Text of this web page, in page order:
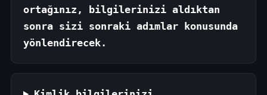
ortağınız, bilgilerinizi aldıktan
sonra sizi sonraki adımlar konusunda
yönlendirecek.